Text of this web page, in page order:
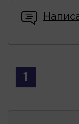
1